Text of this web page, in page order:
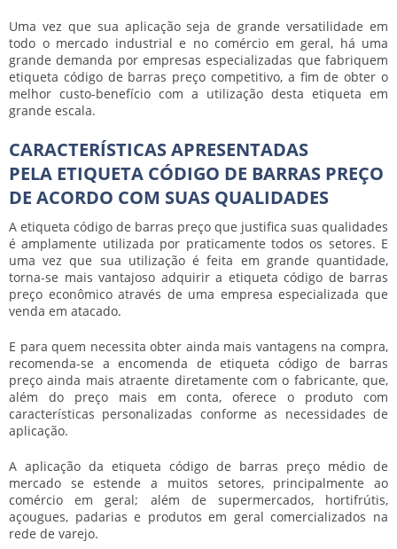
Uma vez que sua aplicação seja de grande versatilidade em
todo o mercado industrial e no comércio em geral, há uma
grande demanda por empresas especializadas que fabriquem
etiqueta código de barras preço competitivo, a fim de obter o
melhor custo-benefício com a utilização desta etiqueta em
grande escala.
CARACTERÍSTICAS APRESENTADAS
PELA ETIQUETA CÓDIGO DE BARRAS PREÇO
DE ACORDO COM SUAS QUALIDADES
A etiqueta código de barras preço que justifica suas qualidades
é amplamente utilizada por praticamente todos os setores. E
uma vez que sua utilização é feita em grande quantidade,
torna-se mais vantajoso adquirir a etiqueta código de barras
preço econômico através de uma empresa especializada que
venda em atacado.
E para quem necessita obter ainda mais vantagens na compra,
recomenda-se a encomenda deetiqueta código de barras
preço ainda mais atraente diretamente com o fabricante, que,
além do preço mais em conta, oferece o produto com
características personalizadas conforme as necessidades de
aplicação.
A aplicação da etiqueta código de barras preço médio de
mercado se estende a muitos setores, principalmente ao
comércio em geral; além de supermercados, hortifrútis,
açougues, padarias e produtos em geral comercializados na
rede de varejo.